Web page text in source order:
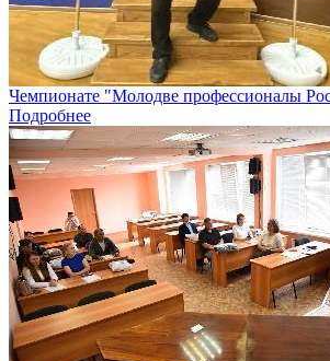
Чемпионате "Молодве профессионалы
Подробнее